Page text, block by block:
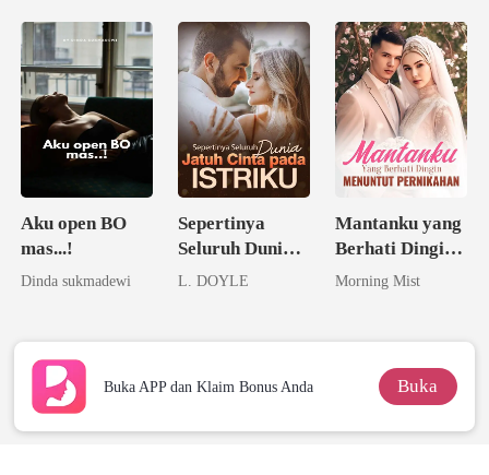
Aku open BO
mas...!
Dinda sukmadewi
Sepertinya
Seluruh Dunia
Jatuh Cinta
L. DOYLE
Mantanku yang
Berhati Dingin
Menuntut
Morning Mist
Buka APP dan Klaim Bonus Anda Buka